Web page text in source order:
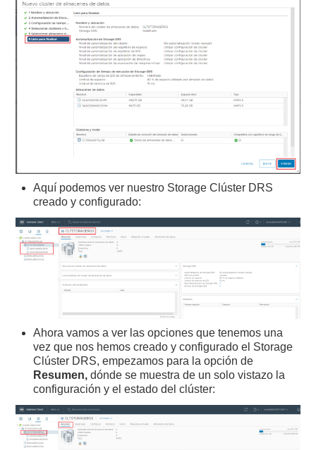
Aquí podemos ver nuestro Storage Clúster DRS
creado y configurado:
Ahora vamos a ver las opciones que tenemos una
vez que nos hemos creado y configurado el Storage
Clúster DRS, empezamos para la opción de
Resumen,dónde se muestra de un solo vistazo la
configuración y el estado del clúster: